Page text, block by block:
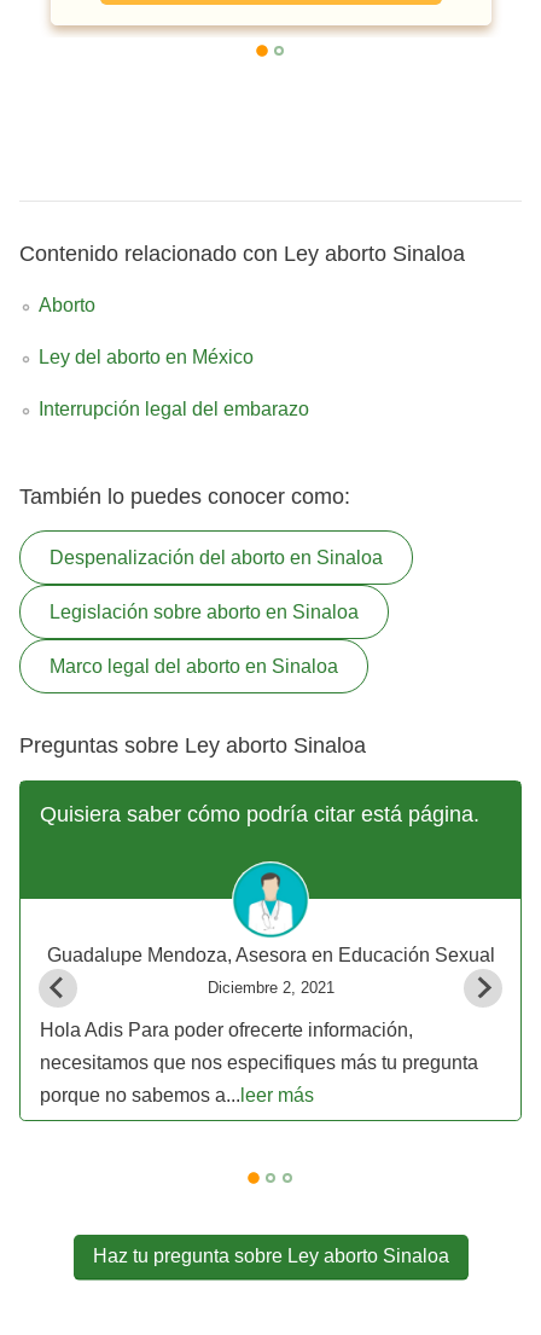
Contenido relacionado con Ley aborto Sinaloa
Aborto
Ley del aborto en México
Interrupción legal del embarazo
También lo puedes conocer como:
Despenalización del aborto en Sinaloa
Legislación sobre aborto en Sinaloa
Marco legal del aborto en Sinaloa
Preguntas sobre Ley aborto Sinaloa
Quisiera saber cómo podría citar está página.
Guadalupe Mendoza, Asesora en Educación Sexual
Diciembre 2, 2021
Hola Adis Para poder ofrecerte información,
necesitamos que nos especifiques más tu pregunta
porque no sabemos a... leer más
Haz tu pregunta sobre Ley aborto Sinaloa